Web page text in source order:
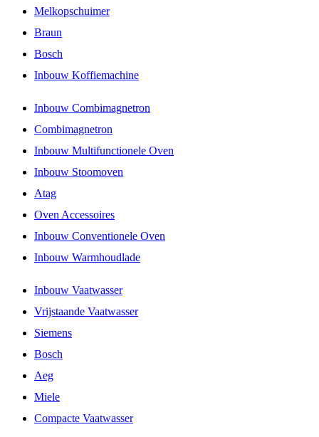
Melkopschuimer
Braun
Bosch
Inbouw Koffiemachine
Inbouw Combimagnetron
Combimagnetron
Inbouw Multifunctionele Oven
Inbouw Stoomoven
Atag
Oven Accessoires
Inbouw Conventionele Oven
Inbouw Warmhoudlade
Inbouw Vaatwasser
Vrijstaande Vaatwasser
Siemens
Bosch
Aeg
Miele
Compacte Vaatwasser